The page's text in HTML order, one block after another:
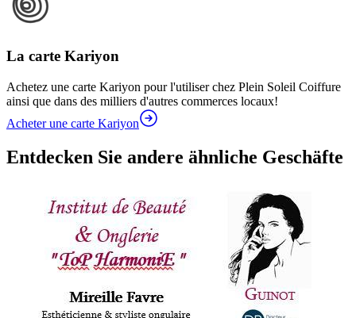
La carte Kariyon
Achetez une carte Kariyon pour l'utiliser chez Plein Soleil Coiffure
ainsi que dans des milliers d'autres commerces locaux!
Acheter une carte Kariyon
Entdecken Sie andere ähnliche Geschäfte